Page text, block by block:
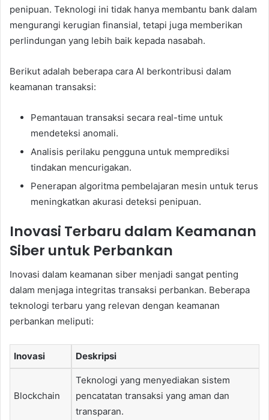
penipuan. Teknologi ini tidak hanya membantu bank dalam
mengurangi kerugian finansial, tetapi juga memberikan
perlindungan yang lebih baik kepada nasabah.
Berikut adalah beberapa cara AI berkontribusi dalam
keamanan transaksi:
Pemantauan transaksi secara real-time untuk
mendeteksi anomali.
Analisis perilaku pengguna untuk memprediksi
tindakan mencurigakan.
Penerapan algoritma pembelajaran mesin untuk terus
meningkatkan akurasi deteksi penipuan.
Inovasi Terbaru dalam Keamanan
Siber untuk Perbankan
Inovasi dalam keamanan siber menjadi sangat penting
dalam menjaga integritas transaksi perbankan. Beberapa
teknologi terbaru yang relevan dengan keamanan
perbankan meliputi:
Inovasi Deskripsi
Blockchain
Teknologi yang menyediakan sistem
pencatatan transaksi yang aman dan
transparan.